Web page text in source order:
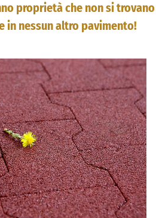
proprietà che non si trovano
in nessun altro pavimento!